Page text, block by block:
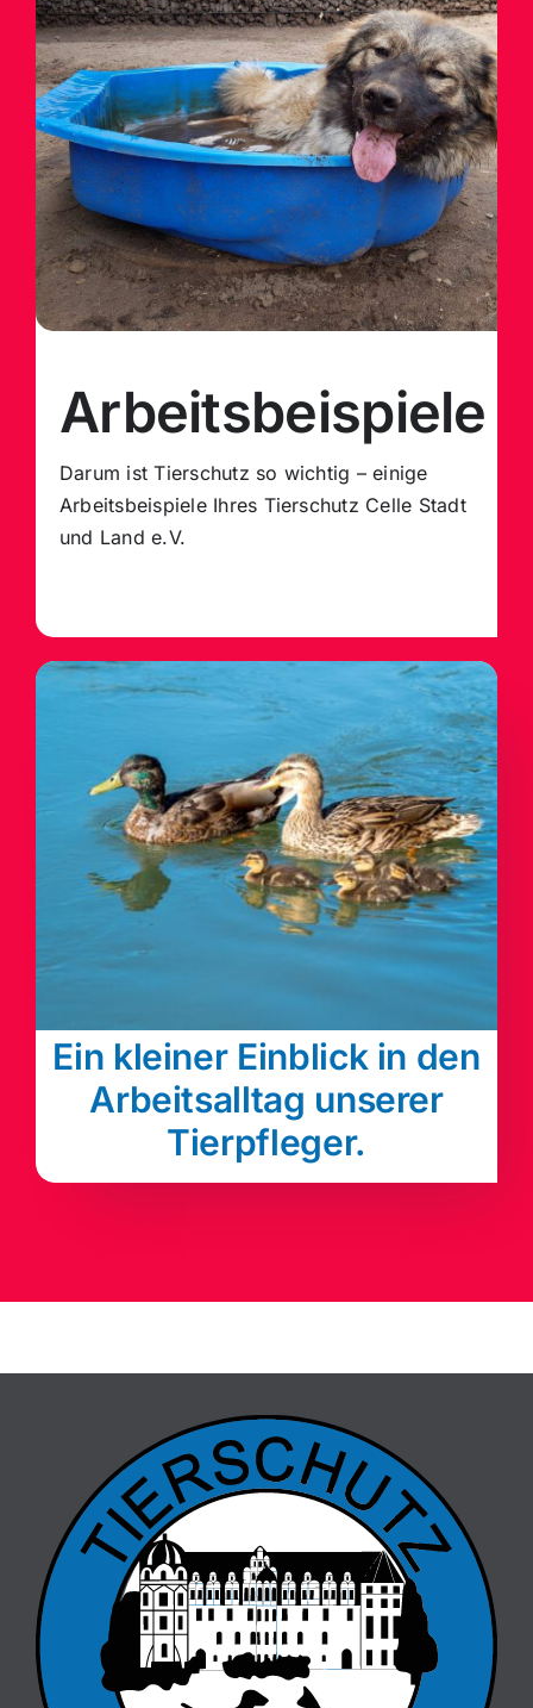
Arbeitsbeispiele
Darum ist Tierschutz so wichtig – einige
Arbeitsbeispiele Ihres Tierschutz Celle Stadt
und Land e.V.
Ein kleiner Einblick in den
Arbeitsalltag unserer
Tierpfleger.